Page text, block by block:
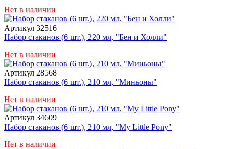
Нет в наличии
Артикул 32516
Набор стаканов (6 шт.), 220 мл, "Бен и Холли"
Нет в наличии
Артикул 28568
Набор стаканов (6 шт.), 210 мл, "Миньоны"
Нет в наличии
Артикул 34609
Набор стаканов (6 шт.), 210 мл, "My Little Pony"
Нет в наличии